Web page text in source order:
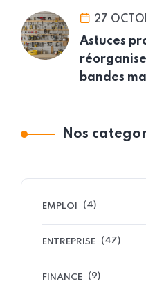
27
Astuces
bandes
Nos
EMPLOI (4)
ENTREPRISE (47)
FINANCE (9)